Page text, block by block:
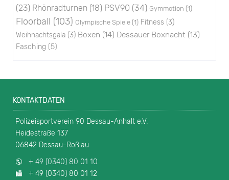
(23) Rhönradturnen (18) PSV90 (34) Gymmotion (1)
Floorball (103) Olympische Spiele (1) Fitness (3)
Weihnachtsgala (3) Boxen (14) Dessauer Boxnacht (13)
Fasching (5)
KONTAKTDATEN
Polizeisportverein 90 Dessau-Anhalt e.V.
Heidestraße 137
06842 Dessau-Roßlau
+ 49 (0340) 80 01 10
+ 49 (0340) 80 01 12